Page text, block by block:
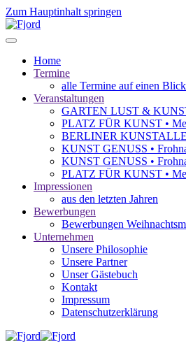
Zum Hauptinhalt springen
Home
Termine
alle Termine auf einen Blick
Veranstaltungen
GARTEN LUST &
PLATZ FÜR KUNST •
BERLINER
KUNST GENUSS •
KUNST GENUSS •
PLATZ FÜR KUNST •
Impressionen
aus den letzten Jahren
Bewerbungen
Bewerbungen
Unternehmen
Unsere Philosophie
Unsere Partner
Unser Gästebuch
Kontakt
Impressum
Datenschutzerklärung